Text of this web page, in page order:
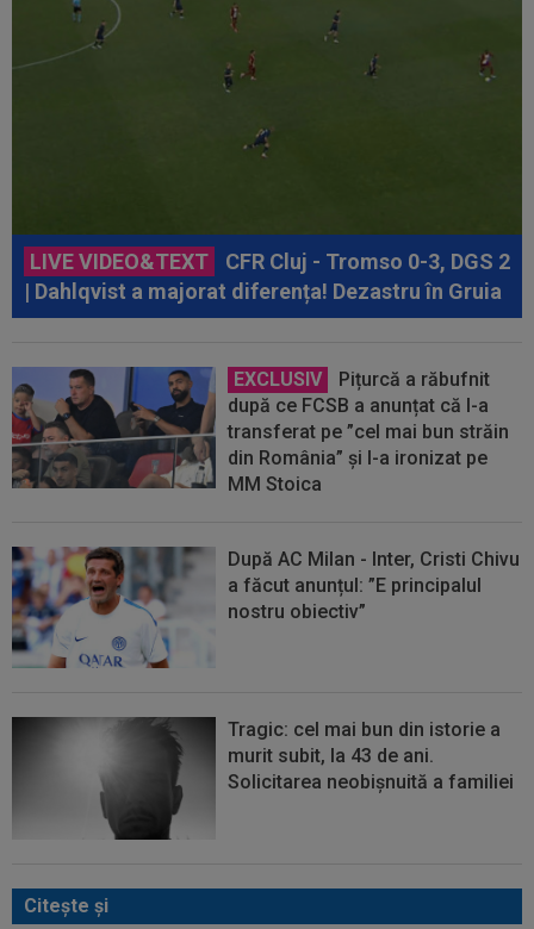
LIVE VIDEO&TEXT
CFR Cluj - Tromso 0-3, DGS 2
| Dahlqvist a majorat diferența! Dezastru în Gruia
EXCLUSIV
Pițurcă a răbufnit
după ce FCSB a anunțat că l-a
transferat pe ”cel mai bun străin
din România” și l-a ironizat pe
MM Stoica
După AC Milan - Inter, Cristi Chivu
a făcut anunțul: ”E principalul
nostru obiectiv”
Tragic: cel mai bun din istorie a
murit subit, la 43 de ani.
Solicitarea neobișnuită a familiei
Citeşte şi